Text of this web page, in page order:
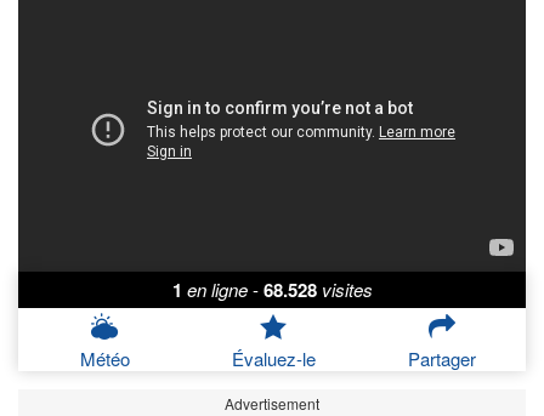
1 en ligne - 68.528 visites
Météo Évaluez-le Partager
Advertisement